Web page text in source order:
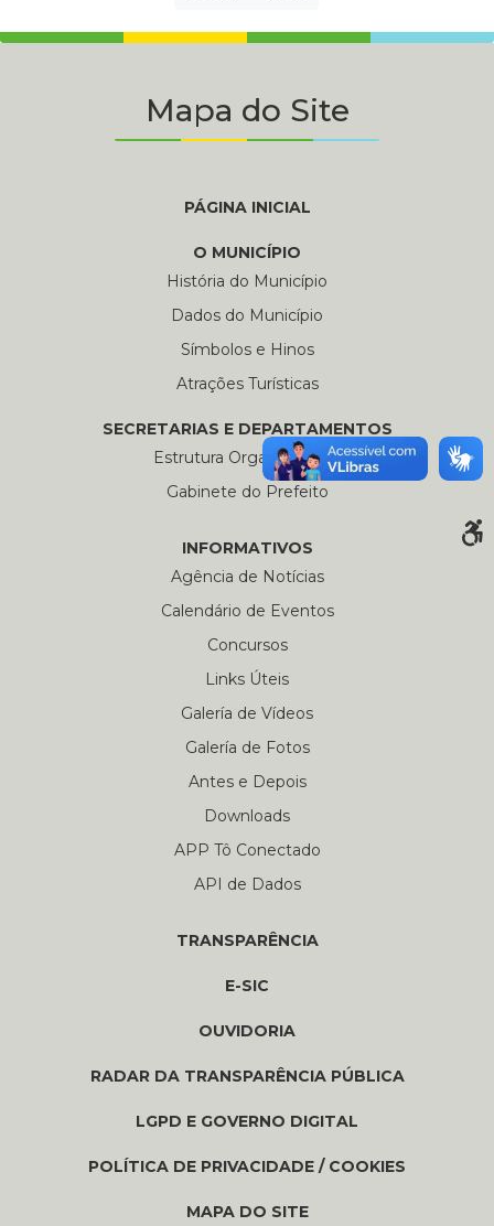
Mapa do Site
PÁGINA INICIAL
O MUNICÍPIO
História do Município
Dados do Município
Símbolos e Hinos
Atrações Turísticas
SECRETARIAS E DEPARTAMENTOS
Estrutura Organizacional
Gabinete do Prefeito
INFORMATIVOS
Agência de Notícias
Calendário de Eventos
Concursos
Links Úteis
Galería de Vídeos
Galería de Fotos
Antes e Depois
Downloads
APP Tô Conectado
API de Dados
TRANSPARÊNCIA
E-SIC
OUVIDORIA
RADAR DA TRANSPARÊNCIA PÚBLICA
LGPD E GOVERNO DIGITAL
POLÍTICA DE PRIVACIDADE / COOKIES
MAPA DO SITE